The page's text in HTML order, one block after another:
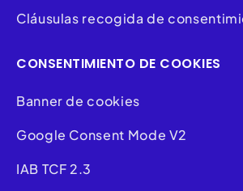
Cláusulas recogida de
CONSENTIMIENTO DE COOKIES
Banner de cookies
Google Consent Mode V2
IAB TCF 2.3